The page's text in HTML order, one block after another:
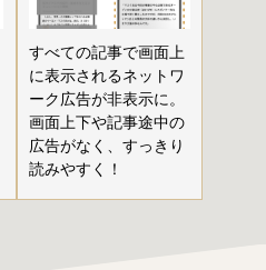
すべての記事で画面上
に表示されるネットワ
ーク広告が非表示に。
画面上下や記事途中の
広告がなく、すっきり
読みやすく！